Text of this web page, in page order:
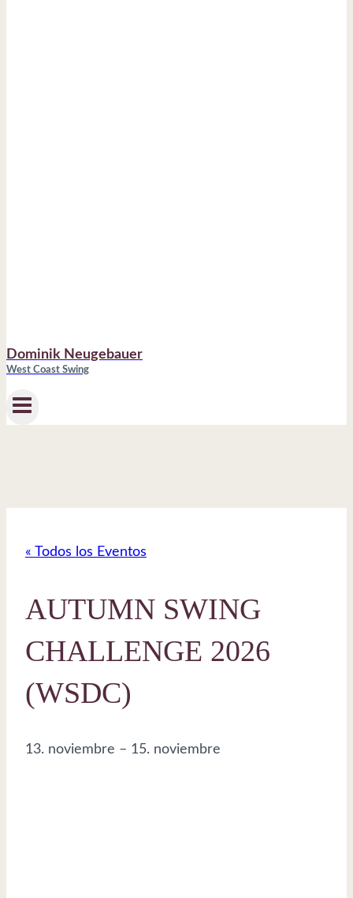
Dominik Neugebauer
West Coast Swing
« Todos los Eventos
AUTUMN SWING
CHALLENGE 2026
(WSDC)
13. noviembre – 15. noviembre